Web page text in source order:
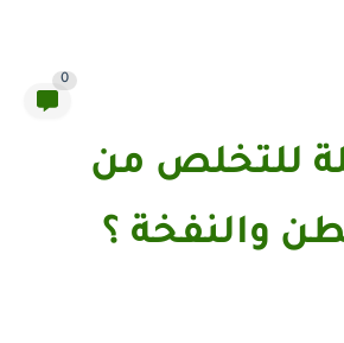
0
للتخلص من
والنفخة ؟